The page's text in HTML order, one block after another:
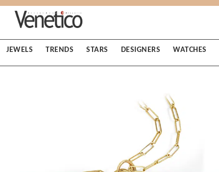
JEWELS TRENDS STARS DESIGNERS WATCHES